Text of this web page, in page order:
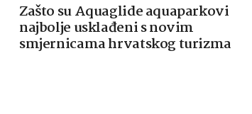
Zašto su Aquaglide aquaparkovi
najbolje usklađeni s novim
smjernicama hrvatskog turizma